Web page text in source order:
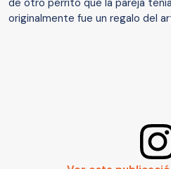
de otro perrito que la pareja
originalmente fue un regalo del